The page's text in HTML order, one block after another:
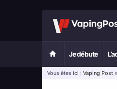
Je débute
Vous êtes ici : Vaping Post »